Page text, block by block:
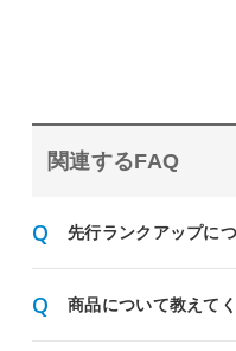
関連するFAQ
先行ランクアップに
商品について教えて